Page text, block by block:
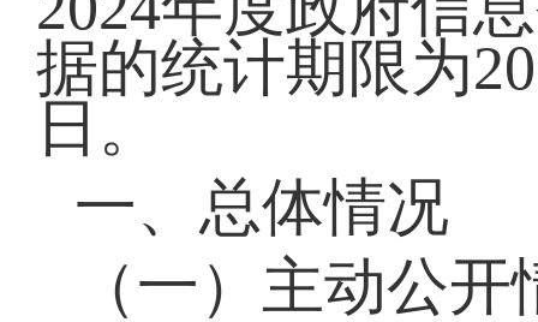
据的统计期限为
日。
一、总体情况
（一）主动公开